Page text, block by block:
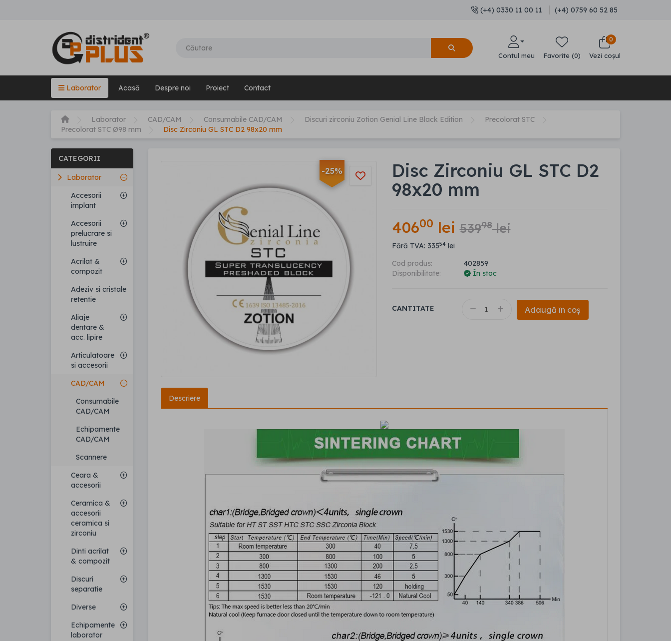
(+4) 0330 11 00 11 (+4) 0759 60 52 85
Contul meu Favorite (0)
0
Vezi coșul
Laborator Acasă Despre noi Proiect Contact
Laborator CAD/CAM Consumabile CAD/CAM Discuri zirconiu Zotion Genial Line Black Edition
Precolorat STC
Precolorat STC Ø98 mm
Disc Zirconiu GL STC D2 98x20 mm
CATEGORII
Laborator
Accesorii
implant
Accesorii
prelucrare si
lustruire
Acrilat &
compozit
Adeziv si cristale
retentie
Aliaje
dentare &
acc. lipire
Articulatoare
si accesorii
CAD/CAM
Consumabile
CAD/CAM
Echipamente
CAD/CAM
Scannere
Ceara &
accesorii
Ceramica &
accesorii
ceramica si
zirconiu
Dinti acrilat
& compozit
Discuri
separatie
Diverse
Echipamente
laborator
-25%
Disc Zirconiu GL STC D2
98x20 mm
40600 lei 53998lei
Fără TVA: 33554lei
Cod produs:
402859
Disponibilitate:
În stoc
CANTITATE Adaugă în coș
Descriere